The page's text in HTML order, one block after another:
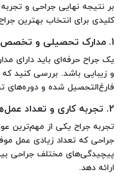
بر نتیجه نهایی جراحی و
کلیدی برای انتخاب بهترین
1. مدارک تحصیلی و تخصص جراح
یک جراح حرفه‌ای باید دارای
و زیبایی باشد. بررسی کنید
فارغ‌التحصیل شده و دوره‌های
2. تجربه کاری و تعداد عمل‌های موفق
تجربه جراح یکی از مهم‌ترین
جراحی که تعداد زیادی عمل
پیچیدگی‌های مختلف جراحی
ارائه دهد.